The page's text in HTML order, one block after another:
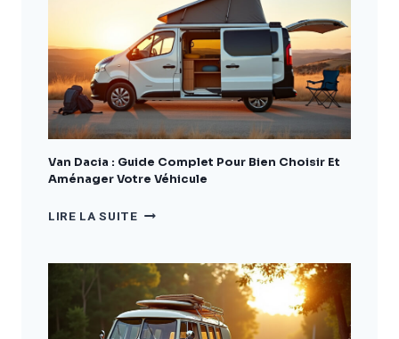
GUIDE
COMPLET
POUR
BIEN
CHOISIR
ET
AMÉNAGER
VOTRE
VÉHICULE
Van Dacia : Guide Complet Pour Bien Choisir Et
Aménager Votre Véhicule
LIRE LA SUITEVAN
GUIDE
COMPLET
POUR
BIEN